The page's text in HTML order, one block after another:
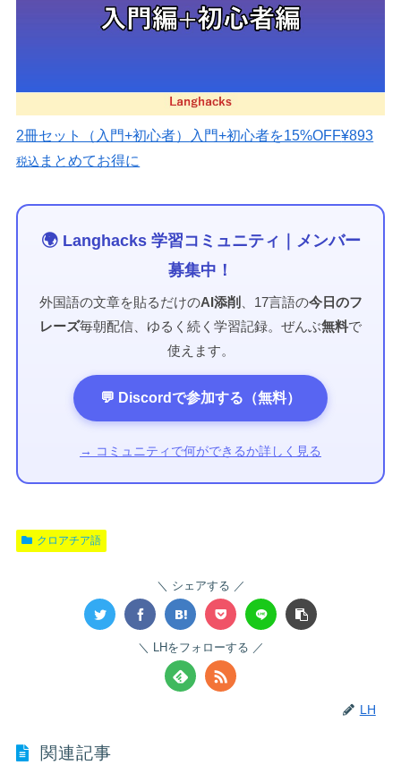
2冊セット（入門+初心者） 入門+初心者を15%OFF¥893
税込 まとめてお得に
🌍 Langhacks 学習コミュニティ｜メンバー
募集中！
外国語の文章を貼るだけのAI添削 、17言語の今日のフ
レーズ毎朝配信、ゆるく続く学習記録。ぜんぶ無料で
使えます。
💬 Discordで参加する（無料）
→ コミュニティで何ができるか詳しく見る
クロアチア語
シェアする
LHをフォローする
LH
関連記事